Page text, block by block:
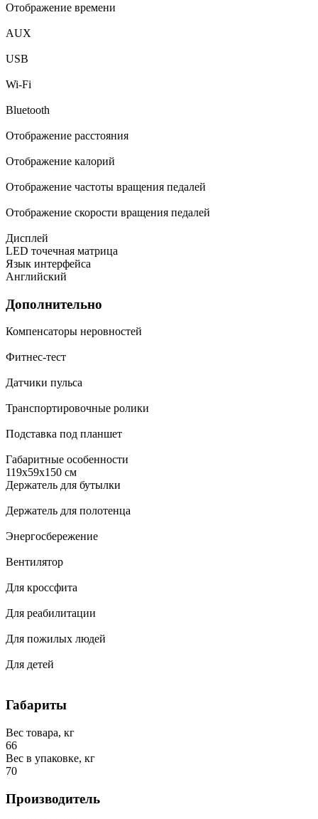
Отображение времени
AUX
USB
Wi-Fi
Bluetooth
Отображение расстояния
Отображение калорий
Отображение частоты вращения педалей
Отображение скорости вращения педалей
Дисплей
LED точечная матрица
Язык интерфейса
Английский
Дополнительно
Компенсаторы неровностей
Фитнес-тест
Датчики пульса
Транспортировочные ролики
Подставка под планшет
Габаритные особенности
119x59x150 см
Держатель для бутылки
Держатель для полотенца
Энергосбережение
Вентилятор
Для кроссфита
Для реабилитации
Для пожилых людей
Для детей
Габариты
Вес товара, кг
66
Вес в упаковке, кг
70
Производитель